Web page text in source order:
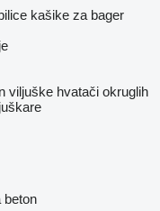
kašike za bager
viljuške hvatači okruglih
beton